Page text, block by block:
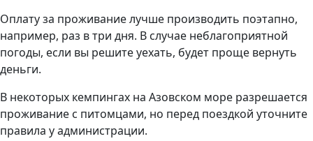
Оплату за проживание лучше производить поэтапно,
например, раз в три дня. В случае неблагоприятной
погоды, если вы решите уехать, будет проще вернуть
деньги.
В некоторых кемпингах на Азовском море разрешается
проживание с питомцами, но перед поездкой уточните
правила у администрации.